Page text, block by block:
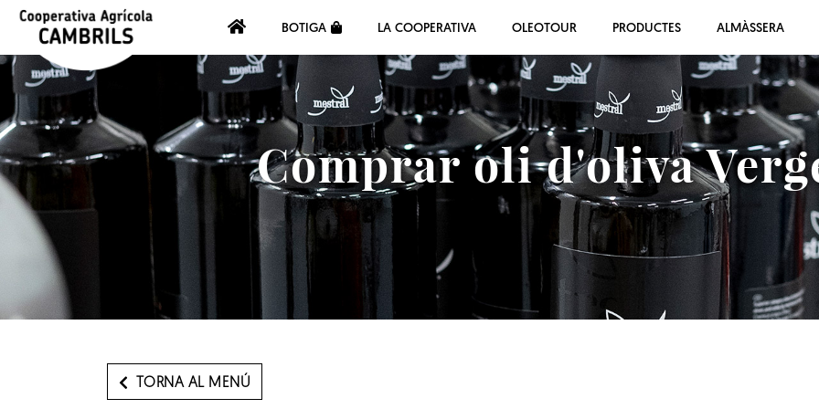
BOTIGA LA COOPERATIVA OLEOTOUR PRODUCTES ALMÀSSERA
Comprar oli d'oliva
TORNA AL MENÚ